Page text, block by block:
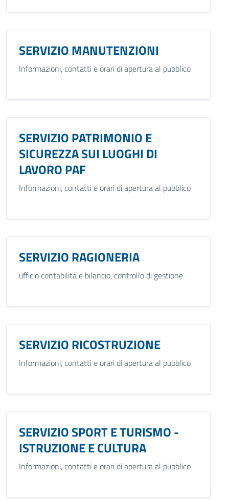
SERVIZIO MANUTENZIONI
Informazioni, contatti e orari di apertura al pubblico
SERVIZIO PATRIMONIO E
SICUREZZA SUI LUOGHI DI
LAVORO PAF
Informazioni, contatti e orari di apertura al pubblico
SERVIZIO RAGIONERIA
ufficio contabilità e bilancio, controllo di gestione
SERVIZIO RICOSTRUZIONE
Informazioni, contatti e orari di apertura al pubblico
SERVIZIO SPORT E TURISMO -
ISTRUZIONE E CULTURA
Informazioni, contatti e orari di apertura al pubblico